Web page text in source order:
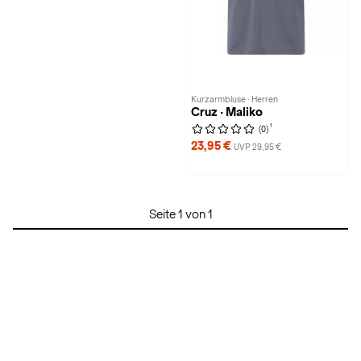
Kurzarmbluse · Herren
Cruz · Maliko
(0) 1
23,95 € UVP 29,95 €
Seite 1 von 1